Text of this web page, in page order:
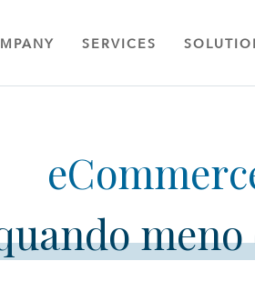
SERVICES